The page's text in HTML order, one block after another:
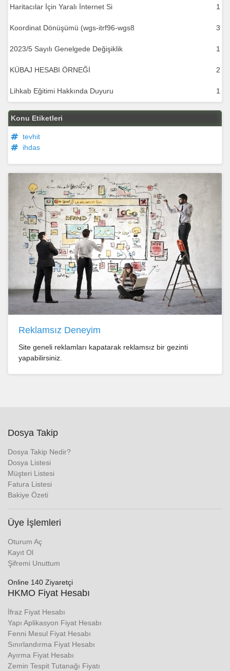
Haritacılar İçin Yaralı İnternet Si 1
Koordinat Dönüşümü (wgs-itrf96-wgs8 3
2023/5 Sayılı Genelgede Değişiklik 1
KÜBAJ HESABI ÖRNEĞİ 2
Lihkab Eğitimi Hakkında Duyuru 1
Konu Etiketleri
tevhit
ihdas
Reklamsız Deneyim
Site geneli reklamları kapatarak reklamsız bir gezinti
yapabilirsiniz.
Dosya Takip
Dosya Takip Nedir?
Dosya Listesi
Müşteri Listesi
Fatura Listesi
Bakiye Özeti
Üye İşlemleri
Oturum Aç
Kayıt Ol
Şifremi Unuttum
Online 140 Ziyaretçi
HKMO Fiyat Hesabı
İfraz Fiyat Hesabı
Yapı Aplikasyon Fiyat Hesabı
Fenni Mesul Fiyat Hesabı
Sınırlandırma Fiyat Hesabı
Ayırma Fiyat Hesabı
Zemin Tespit Tutanağı Fiyatı